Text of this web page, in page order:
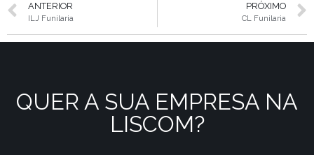
ANTERIOR
ILJ Funilaria
PRÓXIMO
CL Funilaria
QUER A SUA EMPRESA NA
LISCOM?